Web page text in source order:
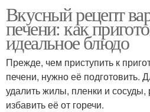
Вкусный рецепт
печени: как
идеальное блюдо
Прежде, чем приступить к
печени, нужно её подготовить.
удалить жилы, пленки и сосуды,
избавить её от горечи.